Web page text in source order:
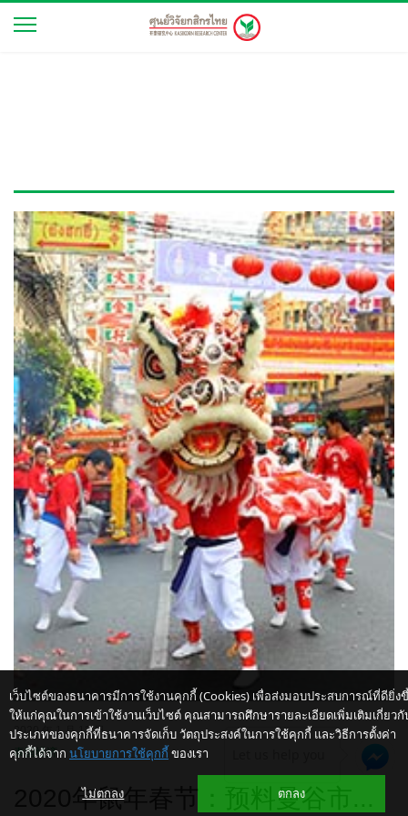
2020 年 1 月 13 日
泰国经济
2020年鼠年春节：预料曼谷市...
เว็บไซต์ของธนาคารมีการใช้งานคุกกี้ (Cookies) เพื่อส่งมอบประสบการณ์ที่ดียิ่ง
ให้แก่คุณในการเข้าใช้งานเว็บไซต์ คุณสามารถศึกษารายละเอียดเพิ่มเติมเกี่ยวกั
ประเภทของคุกกี้ที่ธนาคารจัดเก็บ วัตถุประสงค์ในการใช้คุกกี้ และวิธีการตั้งค่า
คุกกี้ได้จาก นโยบายการใช้คุกกี้ ของเรา
ไม่ตกลง ตกลง